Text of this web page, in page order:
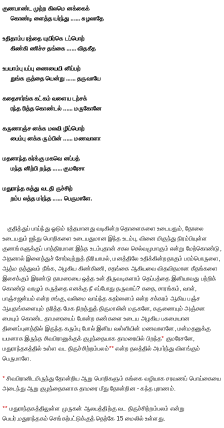
குணபாண்ட முற்ற கிலமெ னக்கைக்
கொண்டி ளைத்த யர்ந்து ...... சுழலாதே
உதிதாம்ப ரத்தை யுயிர்கெ டப்பொற்
கிண்கி ணிச்ச தங்கை ...... விதகீத
உபயாம்பு யப்பு ணையையி னிப்பற்
றுங்க ருத்தை யென்று ...... தருவாயே
கதைசார்ங்க கட்கம் வளைய டற்சக்
ரந்த ரித்த கொண்டல் ...... மருகோனே
கருணாஞ்ச னக்க மலவி ழிப்பொற்
பைம்பு னக்க ரும்பின் ...... மணவாளா
மதனாந்த கர்க்கு மகவெ னப்பத்
மந்த னிற்பி றந்த ...... குமரேசா
மதுராந்த கத்து வடதி ருச்சிற்
றம்ப லத்த மர்ந்த ...... பெருமாளே.
குதித்துப் பாய்ந்து ஓடும் ரத்தமானது வடிகின்ற தொளைகளை உடையதும், தோலை
உடையதும் ஐந்து பொறிகளை உடையதுமான இந்த உடம்பு, வினை மிகுந்து நிரம்பியுள்ள
குணங்களுக்குப் பாத்திரமான இந்த உடம்புதான் சகல செல்வமுமாகும் என்று மேற்கொண்டு,
அதனால் இளைத்துச் சோர்வுற்றுத் திரியாமல், மனத்திலே உதிக்கின்றதாகும் பரம்பொருளை,
ஆத்ம தத்துவம் நீங்க, அழகிய கிண்கிணி, சதங்கை ஆகியவை விதவிதமான கீதங்களை
இசைக்கும் இரண்டு தாமரையை ஒத்த உன் திருவடிகளாம் தெப்பத்தை இனியாவது பற்றிக்
கொண்டு வாழும் கருத்தை எனக்கு நீ எப்போது தருவாய்? கதை, சாரங்கம், வாள்,
பாஞ்சஜன்யம் என்ற சங்கு, வலிமை வாய்ந்த சுதர்ஸனம் என்ற சக்கரம் ஆகிய பஞ்ச
ஆயுதங்களையும் தரித்த மேக நிறத்துத் திருமாலின் மருகனே, கருணையும் அஞ்சன
மையும் கொண்ட தாமரையைப் போன்ற கண்களை உடைய அழகிய பசுமையான
தினைப்புனத்தில் இருந்த கரும்பு போல் இனிய வள்ளியின் மணவாளனே, மன்மதனுக்கு
யமனாக இருந்த சிவபிரானுக்குக் குழந்தையாக தாமரையில் பிறந்த* குமரேசனே,
மதுராந்தகத்தில் உள்ள வட திருச்சிற்றம்பலம்** என்ற தலத்தில் அமர்ந்து விளங்கும்
பெருமாளே.
* சிவபிரானிடமிருந்து தோன்றிய ஆறு பொறிகளும் கங்கை வழியாக சரவணப் பொய்கையை
அடைந்து ஆறு குழந்தைகளாக தாமரை மீது தோன்றின - கந்த புராணம்.
** மதுராந்தகத்திலுள்ள முருகன் ஆலயத்திற்கு வட திருச்சிற்றம்பலம் என்று
பெயர்.மதுராந்தகம் செங்கற்பட்டுக்குத் தெற்கே 15 மைலில் உள்ளது.